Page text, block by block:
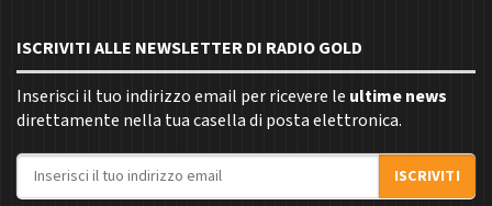
ISCRIVITI ALLE NEWSLETTER DI RADIO GOLD
Inserisci il tuo indirizzo email per ricevere le ultime news
direttamente nella tua casella di posta elettronica.
Indirizzo email
ISCRIVITI